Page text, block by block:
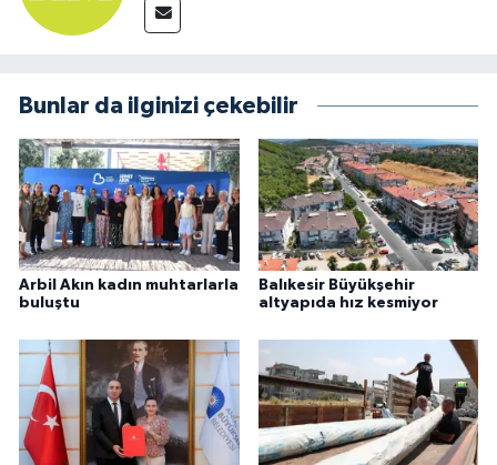
Bunlar da ilginizi çekebilir
Arbil Akın kadın muhtarlarla
buluştu
Balıkesir Büyükşehir
altyapıda hız kesmiyor